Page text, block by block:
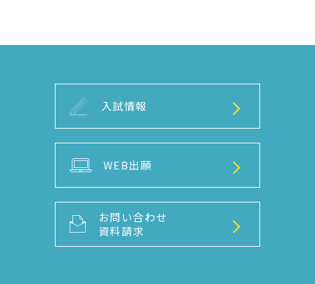
入試情報
WEB出願
お問い合わせ
資料請求